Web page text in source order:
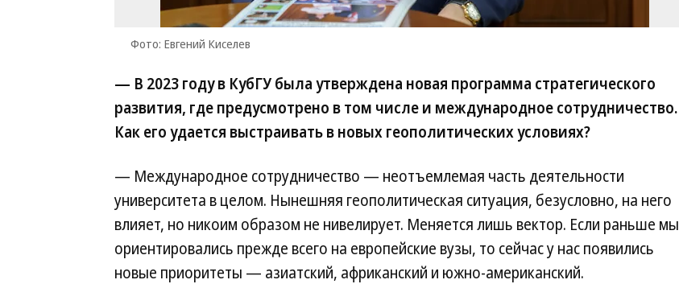
Фото: Евгений Киселев
— В 2023 году в КубГУ была утверждена новая программа стратегического
развития, где предусмотрено в том числе и международное сотрудничество.
Как его удается выстраивать в новых геополитических условиях?
— Международное сотрудничество — неотъемлемая часть деятельности
университета в целом. Нынешняя геополитическая ситуация, безусловно, на него
влияет, но никоим образом не нивелирует. Меняется лишь вектор. Если раньше мы
ориентировались прежде всего на европейские вузы, то сейчас у нас появились
новые приоритеты — азиатский, африканский и южно-американский.